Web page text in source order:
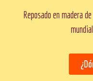
Reposado en madera